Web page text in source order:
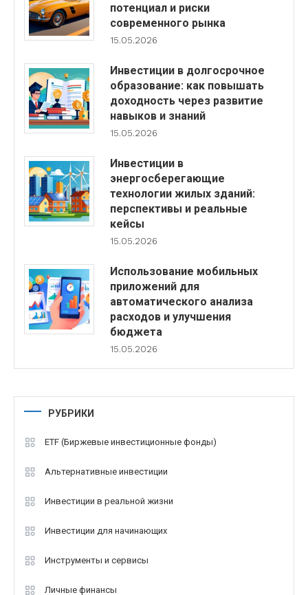
потенциал и риски
современного рынка
15.05.2026
Инвестиции в долгосрочное
образование: как повышать
доходность через развитие
навыков и знаний
15.05.2026
Инвестиции в
энергосберегающие
технологии жилых зданий:
перспективы и реальные
кейсы
15.05.2026
Использование мобильных
приложений для
автоматического анализа
расходов и улучшения
бюджета
15.05.2026
РУБРИКИ
ETF (Биржевые инвестиционные фонды)
Альтернативные инвестиции
Инвестиции в реальной жизни
Инвестиции для начинающих
Инструменты и сервисы
Личные финансы